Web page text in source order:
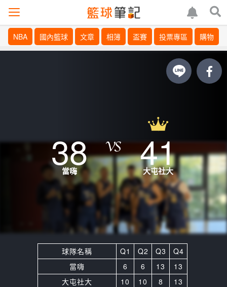
NBA 國內籃球 文章 相簿 盃賽 投票專區 購物
38
當嗨 41
大屯社大
球隊名稱 Q1 Q2 Q3
Q4
當嗨
6 6 13
13
大屯社大
10 10 8 13